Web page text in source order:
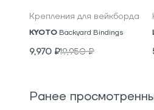
Крепления для вейкборда
KYOTO Backyard Bindings
9,970 ₽19,950₽
Ранее